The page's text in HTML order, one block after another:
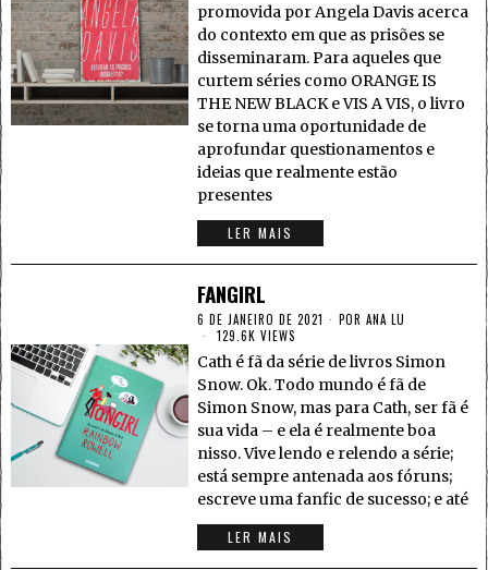
promovida por Angela Davis acerca
do contexto em que as prisões se
disseminaram. Para aqueles que
curtem séries como ORANGE IS
THE NEW BLACK e VIS A VIS, o livro
se torna uma oportunidade de
aprofundar questionamentos e
ideias que realmente estão
presentes
LER MAIS
FANGIRL
6 DE JANEIRO DE 2021 PORANA LU
129.6K VIEWS
Cath é fã da série de livros Simon
Snow. Ok. Todo mundo é fã de
Simon Snow, mas para Cath, ser fã é
sua vida – e ela é realmente boa
nisso. Vive lendo e relendo a série;
está sempre antenada aos fóruns;
escreve uma fanfic de sucesso; e até
LER MAIS